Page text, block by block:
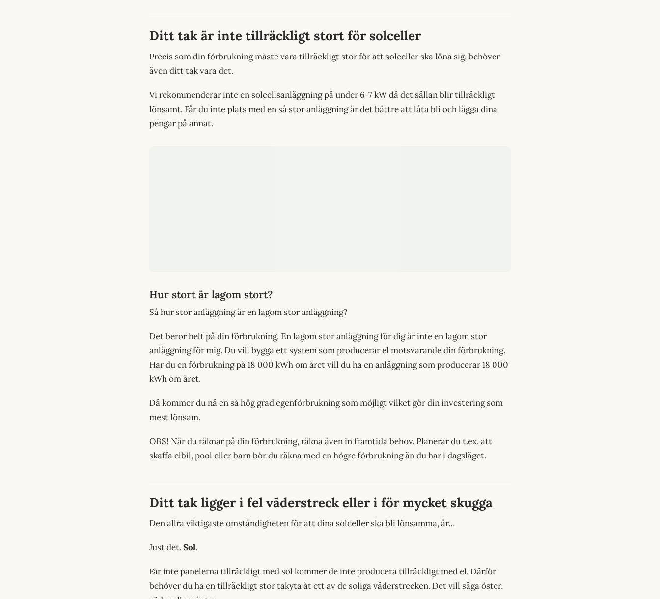
Ditt tak är inte tillräckligt stort för solceller
Precis som din förbrukning måste vara tillräckligt stor för att solceller ska löna sig, behöver
även ditt tak vara det.
Vi rekommenderar inte en solcellsanläggning på under 6-7 kW då det sällan blir tillräckligt
lönsamt. Får du inte plats med en så stor anläggning är det bättre att låta bli och lägga dina
pengar på annat.
Hur stort är lagom stort?
Så hur stor anläggning är en lagom stor anläggning?
Det beror helt på din förbrukning. En lagom stor anläggning för dig är inte en lagom stor
anläggning för mig. Du vill bygga ett system som producerar el motsvarande din förbrukning.
Har du en förbrukning på 18 000 kWh om året vill du ha en anläggning som producerar 18 000
kWh om året.
Då kommer du nå en så hög grad egenförbrukning som möjligt vilket gör din investering som
mest lönsam.
OBS! När du räknar på din förbrukning, räkna även in framtida behov. Planerar du t.ex. att
skaffa elbil, pool eller barn bör du räkna med en högre förbrukning än du har i dagsläget.
Ditt tak ligger i fel väderstreck eller i för mycket skugga
Den allra viktigaste omständigheten för att dina solceller ska bli lönsamma, är…
Just det. Sol.
Får inte panelerna tillräckligt med sol kommer de inte producera tillräckligt med el. Därför
behöver du ha en tillräckligt stor takyta åt ett av de soliga väderstrecken. Det vill säga öster,